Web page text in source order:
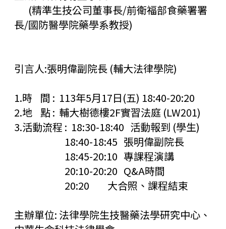
(精準生技公司董事長/前衛福部食藥署署
長/國防醫學院藥學系教授)
引言人:張明偉副院長 (輔大法律學院)
1.時 間 : 113年5月17日(五) 18:40-20:20
2.地 點 : 輔大樹德樓2F實習法庭 (LW201)
3.活動流程 : 18:30-18:40 活動報到 (學生)
18:40-18:45 張明偉副院長
18:45-20:10 專課程演講
20:10-20:20 Q&A時間
20:20 大合照、課程結束
主辦單位: 法律學院生技醫藥法學研究中心、